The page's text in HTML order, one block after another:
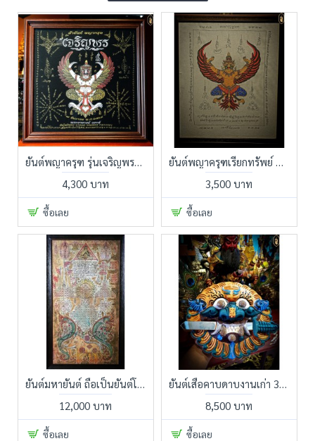
ยันต์พญาครุฑ รุ่นเจริญพรหลวงพ่อวราห์ ของดีรับตรงจากมือหลวงพ่อ ท่านให้ไว้ใช้ทำกิน
4,300 บาท
ซื้อเลย
ยันต์พญาครุฑเรียกทรัพย์ แขวนในร้านทอง ยันต์เก่าแก่เขียนมือบนผ้าดิบ ของดีไม่มีมาบ่อยปล่อย หลุดมือก็น่าเสียดาย มีหลุดแค่ 2 ผืน
3,500 บาท
ซื้อเลย
ยันต์มหายันต์ ถือเป็นยันต์โบราณที่เขียนลงผ้า ตามฉบับล้านช้าง ที่เน้นไปทางพุทธคุณการค้าและเสี่ยงโชค
12,000 บาท
ซื้อเลย
ยันต์เสือคาบดาบงานเก่า 30 ปี ผ่านพิธีจากศาลเจ้าไต้แป๊ะกง ตามหลักวิชาฮวงจุ้ยและโหราศาสตร์จีน
8,500 บาท
ซื้อเลย